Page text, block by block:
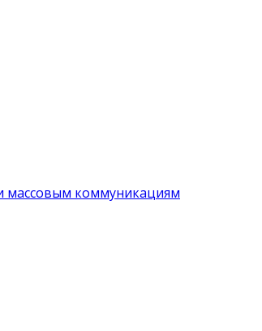
массовым коммуникациям